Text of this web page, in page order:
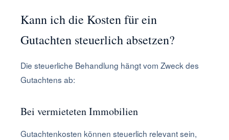
Kann ich die Kosten für ein
Gutachten steuerlich absetzen?
Die steuerliche Behandlung hängt vom Zweck des
Gutachtens ab:
Bei vermieteten Immobilien
Gutachtenkosten können steuerlich relevant sein,